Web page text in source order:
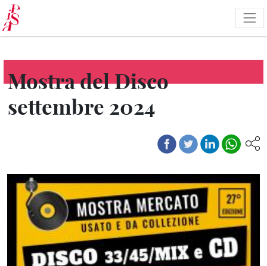
Salta
al
contenuto
principale
Mostra del Disco
settembre 2024